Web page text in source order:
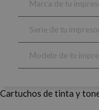
Cartuchos de tinta y